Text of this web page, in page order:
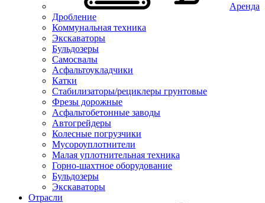
Аренда
Дробление
Коммунальная техника
Экскаваторы
Бульдозеры
Самосвалы
Асфальтоукладчики
Катки
Стабилизаторы/рециклеры грунтовые
Фрезы дорожные
Асфальтобетонные заводы
Автогрейдеры
Колесные погрузчики
Мусороуплотнители
Малая уплотнительная техника
Горно-шахтное оборудование
Бульдозеры
Экскаваторы
Отрасли